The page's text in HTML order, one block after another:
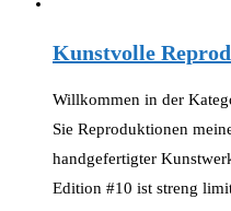
Kunstvolle
Willkommen in der
Sie Reproduktionen
handgefertigter
Edition #10 ist streng